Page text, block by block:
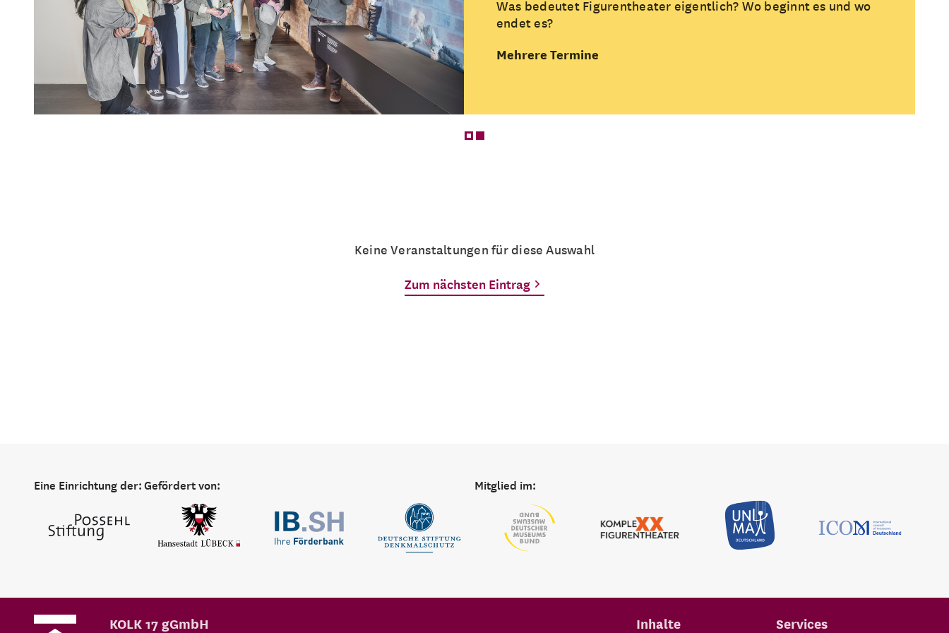
Was bedeutet Figurentheater eigentlich? Wo beginnt es und wo
endet es?
Mehrere Termine
Keine Veranstaltungen für diese Auswahl
Zum nächsten Eintrag
Eine Einrichtung der:Gefördert von: Mitglied im:
Inhalte Services
KOLK 17 gGmbH